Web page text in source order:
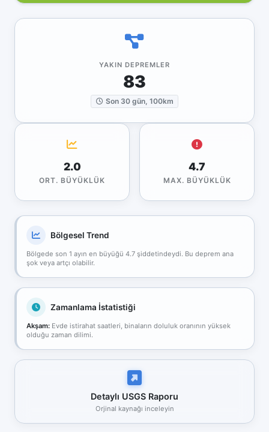
YAKIN DEPREMLER
83
Son 30 gün, 100km
2.0
ORT. BÜYÜKLÜK
4.7
MAX. BÜYÜKLÜK
Bölgesel Trend
Bölgede son 1 ayın en büyüğü 4.7 şiddetindeydi. Bu deprem ana
şok veya artçı olabilir.
Zamanlama İstatistiği
Akşam: Evde istirahat saatleri, binaların doluluk oranının yüksek
olduğu zaman dilimi.
Detaylı USGS Raporu
Orjinal kaynağı inceleyin